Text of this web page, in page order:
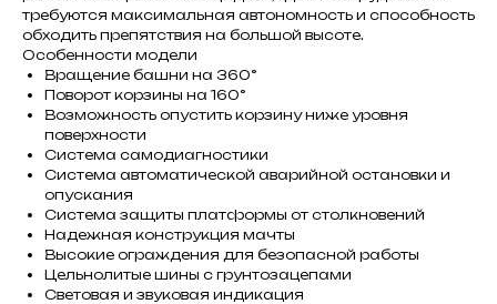
требуются максимальная автономность и способность
обходить препятствия на большой высоте.
Особенности модели
Вращение башни на 360°
Поворот корзины на 160°
Возможность опустить корзину ниже уровня
поверхности
Система самодиагностики
Система автоматической аварийной остановки и
опускания
Система защиты платформы от столкновений
Надежная конструкция мачты
Высокие ограждения для безопасной работы
Цельнолитые шины с грунтозацепами
Световая и звуковая индикация